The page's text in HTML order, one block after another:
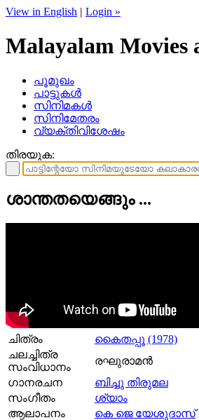
View in English | Login »
Malayalam Movies
പൂമുഖം
പാട്ടുകള്‍
സിനിമകള്‍
സിനിമേതരം
വ്യക്തിവിശേഷം
തിരയുക:
ശാന്തതയെങ്ങും ...
ചിത്രം
കൈതപ്പൂ (1978)
ചലച്ചിത്ര
സംവിധാനം
രഘുരാമന്‍
ഗാനരചന
ബിച്ചു തിരുമല
സംഗീതം
ശ്യാം
ആലാപനം
കെ ജെ യേശുദാസ്